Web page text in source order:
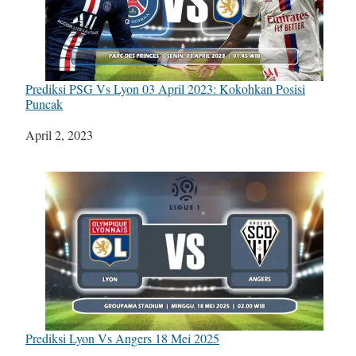
Prediksi PSG Vs Lyon 03 April 2023: Kokohkan Posisi
Puncak
Tanggal
April 2, 2023
Prediksi Lyon Vs Angers 18 Mei 2025